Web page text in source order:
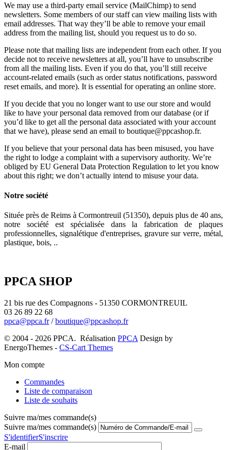
We may use a third-party email service (MailChimp) to send
newsletters. Some members of our staff can view mailing lists with
email addresses. That way they’ll be able to remove your email
address from the mailing list, should you request us to do so.
Please note that mailing lists are independent from each other. If you
decide not to receive newsletters at all, you’ll have to unsubscribe
from all the mailing lists. Even if you do that, you’ll still receive
account-related emails (such as order status notifications, password
reset emails, and more). It is essential for operating an online store.
If you decide that you no longer want to use our store and would
like to have your personal data removed from our database (or if
you’d like to get all the personal data associated with your account
that we have), please send an email to boutique@ppcashop.fr.
If you believe that your personal data has been misused, you have
the right to lodge a complaint with a supervisory authority. We’re
obliged by EU General Data Protection Regulation to let you know
about this right; we don’t actually intend to misuse your data.
Notre société
Située près de Reims à Cormontreuil (51350), depuis plus de 40 ans,
notre société est spécialisée dans la fabrication de plaques
professionnelles, signalétique d'entreprises, gravure sur verre, métal,
plastique, bois, ..
PPCA SHOP
21 bis rue des Compagnons - 51350 CORMONTREUIL
03 26 89 22 68
ppca@ppca.fr/boutique@ppcashop.fr
© 2004 - 2026 PPCA. Réalisation PPCA Design by
EnergoThemes - CS-Cart Themes
Mon compte
Commandes
Liste de comparaison
Liste de souhaits
Suivre ma/mes commande(s)
Suivre ma/mes commande(s)
S'identifierS'inscrire
E-mail